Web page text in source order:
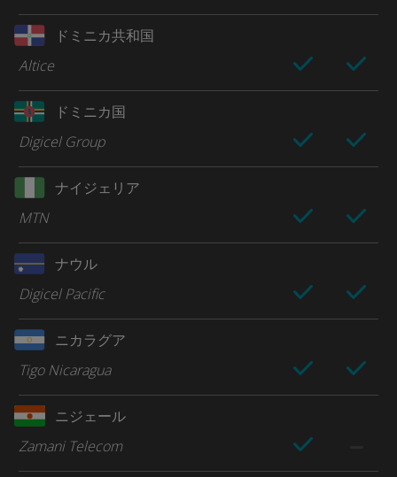
ドミニカ共和国
Altice
ドミニカ国
Digicel Group
ナイジェリア
MTN
ナウル
Digicel Pacific
ニカラグア
Tigo Nicaragua
ニジェール
Zamani Telecom